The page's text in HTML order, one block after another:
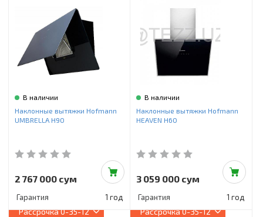
В наличии
Наклонные вытяжки Hofmann
UMBRELLA H90
2 767 000 сум
Гарантия 1 год
В наличии
Наклонные вытяжки Hofmann
HEAVEN H60
3 059 000 сум
Гарантия 1 год
Рассрочка0-35-12 Рассрочка0-35-12